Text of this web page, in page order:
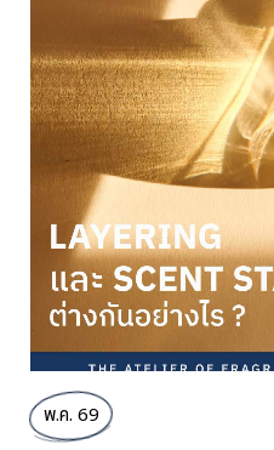
พ.ค. 69